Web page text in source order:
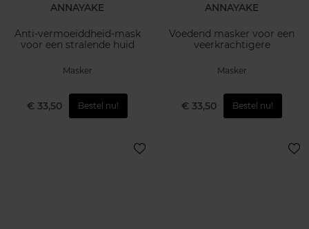
ANNAYAKE
Anti-vermoeiddheid-mask
voor een stralende huid
Masker
€ 33,50 Bestel nu!
ANNAYAKE
Voedend masker voor een
veerkrachtigere
Masker
€ 33,50 Bestel nu!